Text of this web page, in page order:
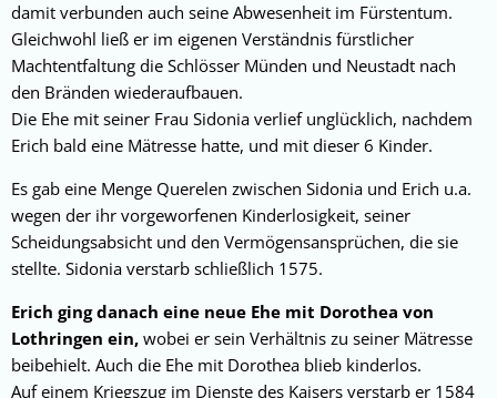
damit verbunden auch seine Abwesenheit im Fürstentum.
Gleichwohl ließ er im eigenen Verständnis fürstlicher
Machtentfaltung die Schlösser Münden und Neustadt nach
den Bränden wiederaufbauen.
Die Ehe mit seiner Frau Sidonia verlief unglücklich, nachdem
Erich bald eine Mätresse hatte, und mit dieser 6 Kinder.
Es gab eine Menge Querelen zwischen Sidonia und Erich u.a.
wegen der ihr vorgeworfenen Kinderlosigkeit, seiner
Scheidungsabsicht und den Vermögensansprüchen, die sie
stellte. Sidonia verstarb schließlich 1575.
Erich ging danach eine neue Ehe mit Dorothea von
Lothringen ein, wobei er sein Verhältnis zu seiner Mätresse
beibehielt. Auch die Ehe mit Dorothea blieb kinderlos.
Auf einem Kriegszug im Dienste des Kaisers verstarb er 1584